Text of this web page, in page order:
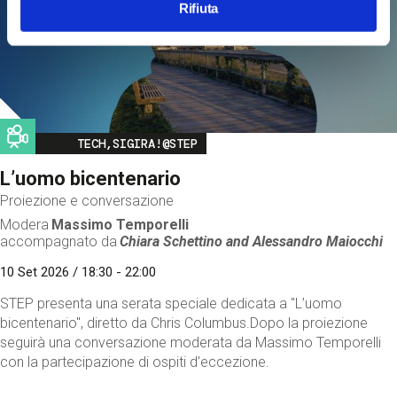
Rifiuta
Image
TECH,SIGIRA!@STEP
L’uomo bicentenario
Proiezione e conversazione
Modera Massimo Temporelli
accompagnato da Chiara Schettino andAlessandro Maiocchi
10 Set 2026 / 18:30 - 22:00
STEP presenta una serata speciale dedicata a "L’uomo
bicentenario", diretto da Chris Columbus.Dopo la proiezione
seguirà una conversazione moderata da Massimo Temporelli
con la partecipazione di ospiti d'eccezione.